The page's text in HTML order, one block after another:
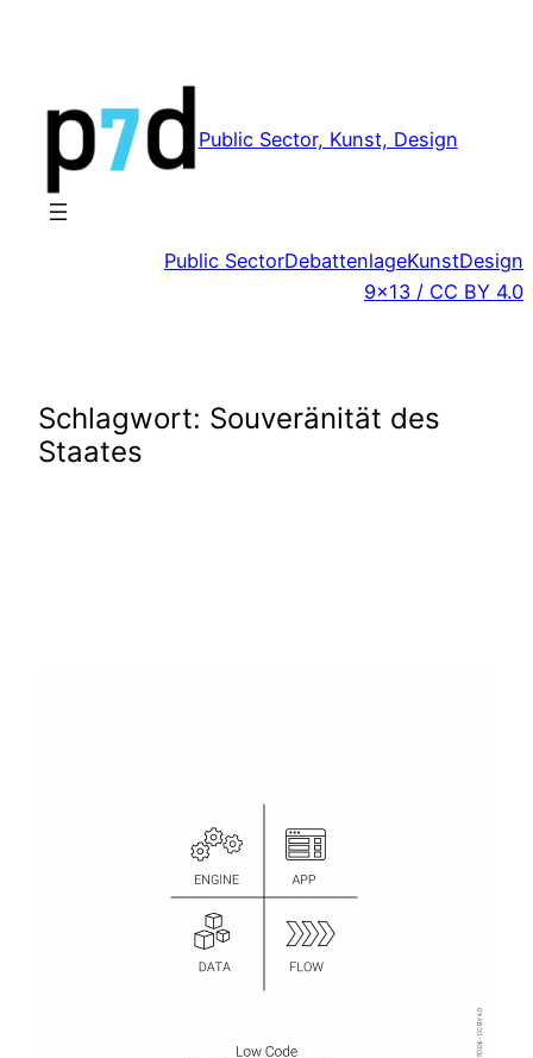
Public Sector, Kunst, Design
Public SectorDebattenlageKunstDesign
9×13 / CC BY 4.0
Schlagwort: Souveränität des
Staates